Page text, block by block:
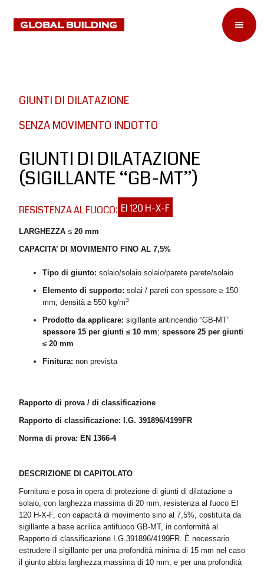
GIUNTI DI DILATAZIONE
SENZA MOVIMENTO INDOTTO
GIUNTI DI DILATAZIONE
(SIGILLANTE “GB-MT”)
RESISTENZA AL FUOCO: EI 120 H-X-F
LARGHEZZA ≤ 20 mm
CAPACITA’ DI MOVIMENTO FINO AL 7,5%
Tipo di giunto: solaio/solaio solaio/parete parete/solaio
Elemento di supporto: solai / pareti con spessore ≥ 150
mm; densità ≥ 550 kg/m3
Prodotto da applicare: sigillante antincendio “GB-MT”
spessore 15 per giunti ≤ 10 mm; spessore 25 per giunti
≤ 20 mm
Finitura: non prevista
Rapporto di prova / di classificazione
Rapporto di classificazione: I.G. 391896/4199FR
Norma di prova: EN 1366-4
DESCRIZIONE DI CAPITOLATO
Fornitura e posa in opera di protezione di giunti di dilatazione a
solaio, con larghezza massima di 20 mm, resistenza al fuoco EI
120 H-X-F, con capacità di movimento sino al 7,5%, costituita da
sigillante a base acrilica antifuoco GB-MT, in conformità al
Rapporto di classificazione I.G.391896/4199FR. È necessario
estrudere il sigillante per una profondità minima di 15 mm nel caso
il giunto abbia larghezza massima di 10 mm; e per una profondità